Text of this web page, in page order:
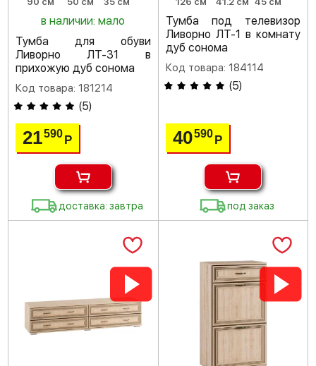
в наличии: мало
Тумба для обуви
Ливорно ЛТ-31 в
прихожую дуб сонома
Код товара: 181214
(5)
21590Р
доставка: завтра
Тумба под телевизор
Ливорно ЛТ-1 в комнату
дуб сонома
Код товара: 184114
(5)
40590 Р
под заказ